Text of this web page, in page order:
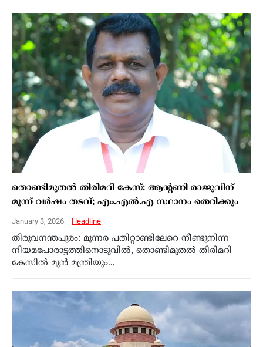
തൊണ്ടിമുതൽ തിരിമറി കേസ്: ആന്റണി രാജുവിന്
മൂന്ന് വർഷം തടവ്; എം.എൽ.എ സ്ഥാനം തെറിക്കും
January 3, 2026 Headline
തിരുവനന്തപുരം: മൂന്നര പതിറ്റാണ്ടിലേറെ നീണ്ടുനിന്ന
നിയമപോരാട്ടത്തിനൊടുവിൽ, തൊണ്ടിമുതൽ തിരിമറി
കേസിൽ മുൻ മന്ത്രിയും...